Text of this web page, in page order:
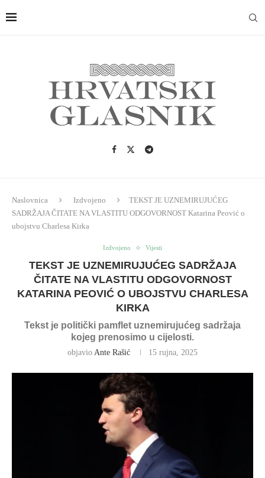
Naslovnica Izdvojeno
TEKST JE UZNEMIRUJUĆEG
SADRŽAJA ČITATE NA VLASTITU ODGOVORNOST Katarina Peović o
ubojstvu Charlesa Kirka
Izdvojeno Vijesti
TEKST JE UZNEMIRUJUĆEG SADRŽAJA
ČITATE NA VLASTITU ODGOVORNOST
KATARINA PEOVIĆ O UBOJSTVU CHARLESA
KIRKA
Tekst je politički pamflet uznemirujućeg sadržaja
kojeg prenosimo u cijelosti.
objavio Ante Rašić 15 rujna, 2025